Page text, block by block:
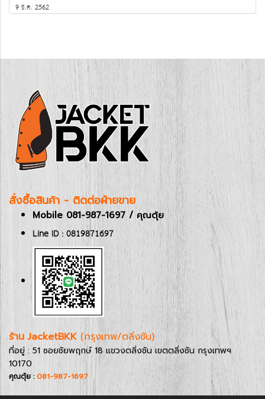
9 ธ.ค. 2562
สั่งซื้อสินค้า - ติดต่อฝ่ายขาย
Mobile 081-987-1697 / คุณตุ้ย
Line ID : 0819871697
ร้าน JacketBKK (กรุงเทพ/ตลิ่งชัน)
ที่อยู่ : 51 ซอยชัยพฤกษ์ 18 แขวงตลิ่งชัน เขตตลิ่งชัน กรุงเทพฯ
10170
คุณตุ้ย :081-987-1697